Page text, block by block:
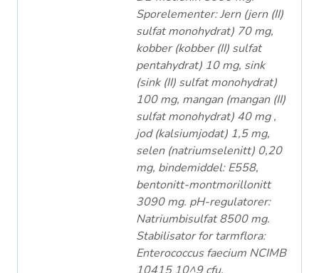
Sporelementer: Jern (jern (II)
sulfat monohydrat) 70 mg,
kobber (kobber (II) sulfat
pentahydrat) 10 mg, sink
(sink (II) sulfat monohydrat)
100 mg, mangan (mangan (II)
sulfat monohydrat) 40 mg ,
jod (kalsiumjodat) 1,5 mg,
selen (natriumselenitt) 0,20
mg, bindemiddel: E558,
bentonitt-montmorillonitt
3090 mg. pH-regulatorer:
Natriumbisulfat 8500 mg.
Stabilisator for tarmflora:
Enterococcus faecium NCIMB